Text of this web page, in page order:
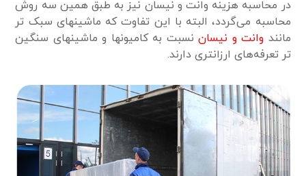
در محاسبه هزینه وانت و نیسان نیز به طبق همین سه روش
محاسبه می‌گردد، البته با این تفاوت که ماشینهای سبک تر
مانند وانت و نیساننسبت به کامیونها و ماشینهای سنگین
تر تعرفه‌های ارزانتری دارند.